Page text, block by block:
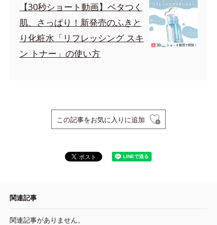
【30秒ショート動画】ベタつく
肌、さっぱり！新発売のふきと
り化粧水「リフレッシング スキ
ン トナー」の使い方
この記事をお気に入りに追加
関連記事
関連記事がありません。